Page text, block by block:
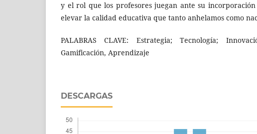
y el rol que los profesores juegan ante su
elevar la calidad educativa que tanto anhelamos como
PALABRAS CLAVE: Estrategia; Tecnología;
Gamificación, Aprendizaje
DESCARGAS